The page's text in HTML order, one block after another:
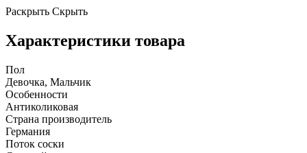
Раскрыть Скрыть
Характеристики товара
Пол
Девочка, Мальчик
Особенности
Антиколиковая
Страна производитель
Германия
Поток соски